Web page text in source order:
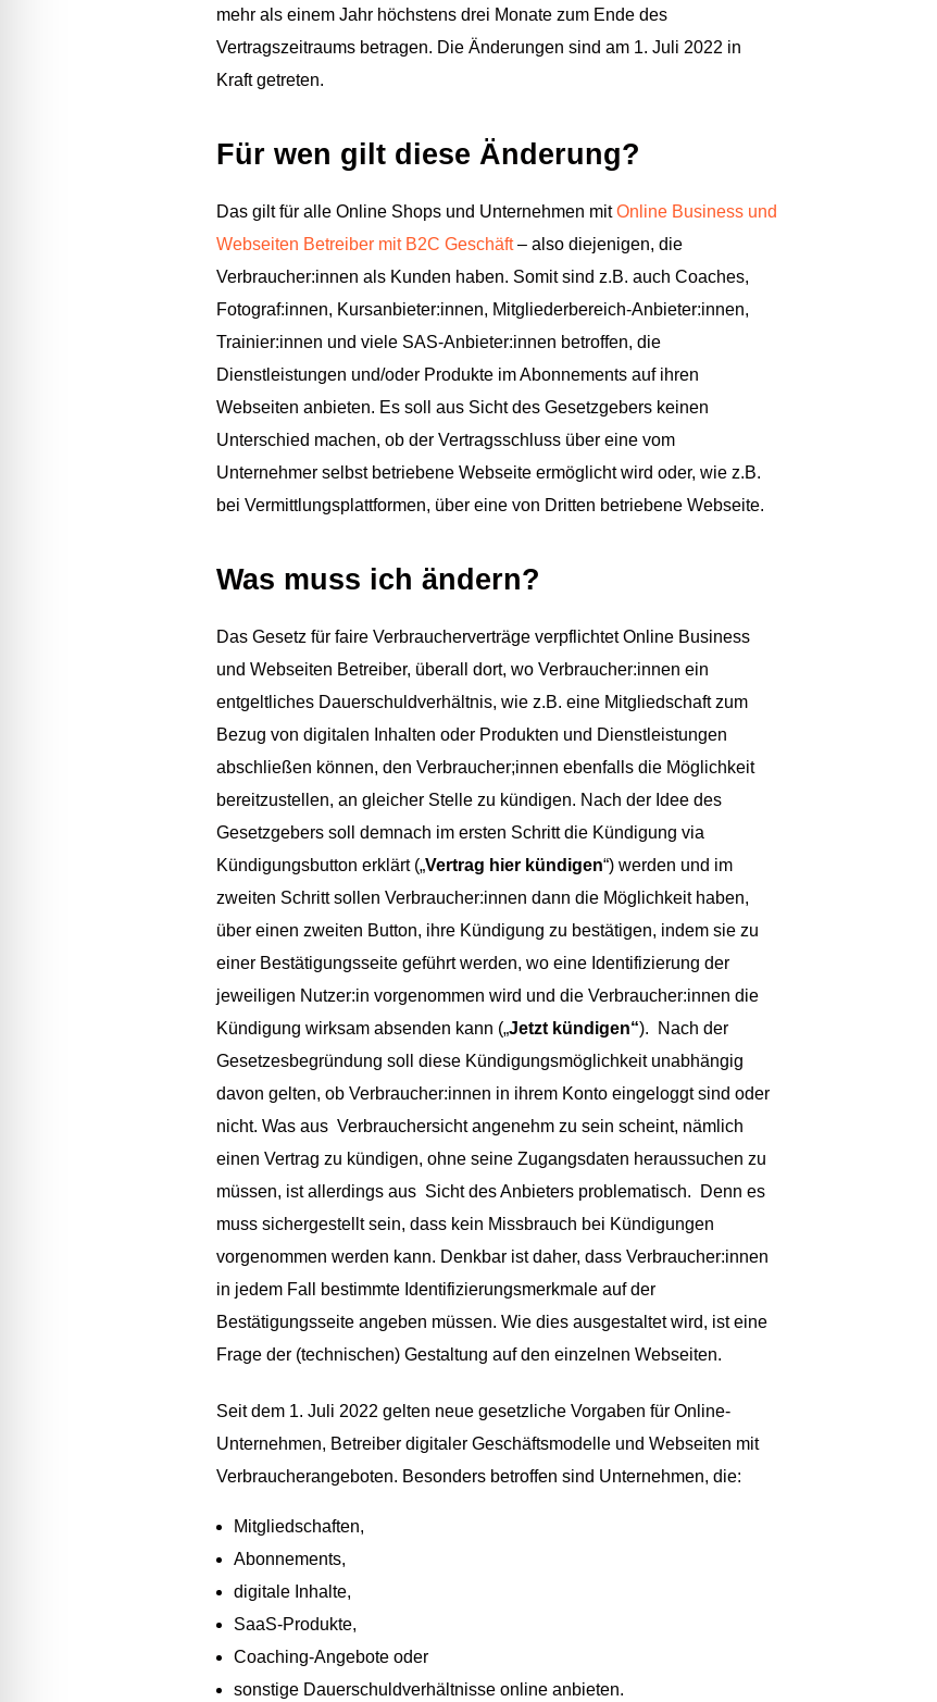
mehr als einem Jahr höchstens drei Monate zum Ende des
Vertragszeitraums betragen. Die Änderungen sind am 1. Juli 2022 in
Kraft getreten.
Für wen gilt diese Änderung?
Das gilt für alle Online Shops und Unternehmen mitOnline Business und
Webseiten Betreiber mit B2C Geschäft– also diejenigen, die
Verbraucher:innen als Kunden haben. Somit sind z.B. auch Coaches,
Fotograf:innen, Kursanbieter:innen, Mitgliederbereich-Anbieter:innen,
Trainier:innen und viele SAS-Anbieter:innen betroffen, die
Dienstleistungen und/oder Produkte im Abonnements auf ihren
Webseiten anbieten. Es soll aus Sicht des Gesetzgebers keinen
Unterschied machen, ob der Vertragsschluss über eine vom
Unternehmer selbst betriebene Webseite ermöglicht wirdoder, wie z.B.
bei Vermittlungsplattformen, über eine von Dritten betriebene Webseite.
Was muss ich ändern?
Das Gesetz für faire Verbraucherverträge verpflichtet Online Business
und Webseiten Betreiber, überall dort, wo Verbraucher:innen ein
entgeltliches Dauerschuldverhältnis, wie z.B. eine Mitgliedschaft zum
Bezug von digitalen Inhalten oder Produkten und Dienstleistungen
abschließen können, den Verbraucher;innen ebenfalls die Möglichkeit
bereitzustellen, an gleicher Stelle zu kündigen. Nach der Idee des
Gesetzgebers soll demnach im ersten Schritt die Kündigung via
Kündigungsbutton erklärt („Vertrag hier kündigen“) werden und im
zweiten Schritt sollen Verbraucher:innen dann die Möglichkeit haben,
über einen zweiten Button, ihre Kündigung zu bestätigen, indem sie zu
einer Bestätigungsseite geführt werden, wo eine Identifizierung der
jeweiligen Nutzer:in vorgenommen wird und die Verbraucher:innen die
Kündigung wirksam absenden kann („Jetzt kündigen“). Nach der
Gesetzesbegründung soll diese Kündigungsmöglichkeit unabhängig
davon gelten, ob Verbraucher:innen in ihrem Konto eingeloggt sind oder
nicht. Was aus Verbrauchersicht angenehm zu sein scheint, nämlich
einen Vertrag zu kündigen, ohne seine Zugangsdaten heraussuchen zu
müssen, ist allerdings aus Sicht des Anbieters problematisch. Denn es
muss sichergestellt sein, dass kein Missbrauch bei Kündigungen
vorgenommen werden kann. Denkbar ist daher, dass Verbraucher:innen
in jedem Fall bestimmte Identifizierungsmerkmale auf der
Bestätigungsseite angeben müssen. Wie dies ausgestaltet wird, ist eine
Frage der (technischen) Gestaltung auf den einzelnen Webseiten.
Seit dem 1. Juli 2022 gelten neue gesetzliche Vorgaben für Online-
Unternehmen, Betreiber digitaler Geschäftsmodelle und Webseiten mit
Verbraucherangeboten. Besonders betroffen sind Unternehmen, die:
Mitgliedschaften,
Abonnements,
digitale Inhalte,
SaaS-Produkte,
Coaching-Angebote oder
sonstige Dauerschuldverhältnisse online anbieten.